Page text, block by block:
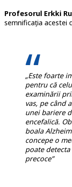
Profesorul Erkki
semnificația acestei
„Este foarte
pentru că
examinării
vas, pe când
unei bariere
encefalică.
boala
concepe o
poate
precoce”